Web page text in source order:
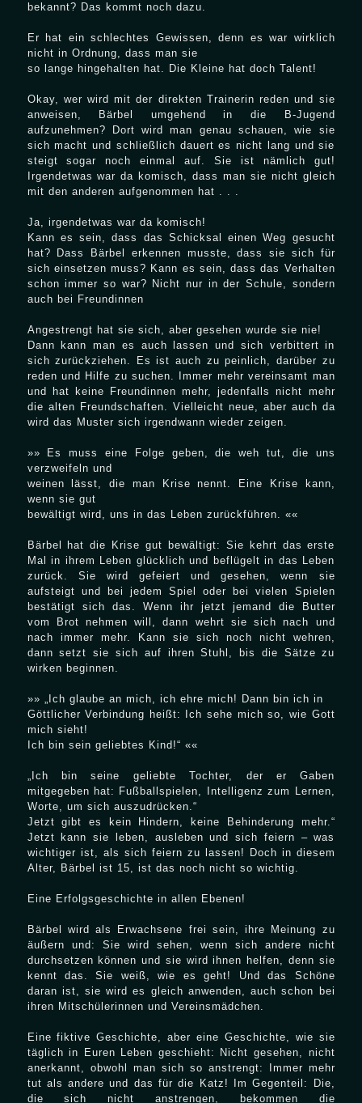
bekannt? Das kommt noch dazu.
Er hat ein schlechtes Gewissen, denn es war wirklich
nicht in Ordnung, dass man sie
so lange hingehalten hat. Die Kleine hat doch Talent!
Okay, wer wird mit der direkten Trainerin reden und sie
anweisen, Bärbel umgehend in die B-Jugend
aufzunehmen? Dort wird man genau schauen, wie sie
sich macht und schließlich dauert es nicht lang und sie
steigt sogar noch einmal auf. Sie ist nämlich gut!
Irgendetwas war da komisch, dass man sie nicht gleich
mit den anderen aufgenommen hat . . .
Ja, irgendetwas war da komisch!
Kann es sein, dass das Schicksal einen Weg gesucht
hat? Dass Bärbel erkennen musste, dass sie sich für
sich einsetzen muss? Kann es sein, dass das Verhalten
schon immer so war? Nicht nur in der Schule, sondern
auch bei Freundinnen
Angestrengt hat sie sich, aber gesehen wurde sie nie!
Dann kann man es auch lassen und sich verbittert in
sich zurückziehen. Es ist auch zu peinlich, darüber zu
reden und Hilfe zu suchen. Immer mehr vereinsamt man
und hat keine Freundinnen mehr, jedenfalls nicht mehr
die alten Freundschaften. Vielleicht neue, aber auch da
wird das Muster sich irgendwann wieder zeigen.
»» Es muss eine Folge geben, die weh tut, die uns
verzweifeln und
weinen lässt, die man Krise nennt. Eine Krise kann,
wenn sie gut
bewältigt wird, uns in das Leben zurückführen. ««
Bärbel hat die Krise gut bewältigt: Sie kehrt das erste
Mal in ihrem Leben glücklich und beflügelt in das Leben
zurück. Sie wird gefeiert und gesehen, wenn sie
aufsteigt und bei jedem Spiel oder bei vielen Spielen
bestätigt sich das. Wenn ihr jetzt jemand die Butter
vom Brot nehmen will, dann wehrt sie sich nach und
nach immer mehr. Kann sie sich noch nicht wehren,
dann setzt sie sich auf ihren Stuhl, bis die Sätze zu
wirken beginnen.
»» „Ich glaube an mich, ich ehre mich! Dann bin ich in
Göttlicher Verbindung heißt: Ich sehe mich so, wie Gott
mich sieht!
Ich bin sein geliebtes Kind!“ ««
„Ich bin seine geliebte Tochter, der er Gaben
mitgegeben hat: Fußballspielen, Intelligenz zum Lernen,
Worte, um sich auszudrücken.“
Jetzt gibt es kein Hindern, keine Behinderung mehr.“
Jetzt kann sie leben, ausleben und sich feiern – was
wichtiger ist, als sich feiern zu lassen! Doch in diesem
Alter, Bärbel ist 15, ist das noch nicht so wichtig.
Eine Erfolgsgeschichte in allen Ebenen!
Bärbel wird als Erwachsene frei sein, ihre Meinung zu
äußern und: Sie wird sehen, wenn sich andere nicht
durchsetzen können und sie wird ihnen helfen, denn sie
kennt das. Sie weiß, wie es geht! Und das Schöne
daran ist, sie wird es gleich anwenden, auch schon bei
ihren Mitschülerinnen und Vereinsmädchen.
Eine fiktive Geschichte, aber eine Geschichte, wie sie
täglich in Euren Leben geschieht: Nicht gesehen, nicht
anerkannt, obwohl man sich so anstrengt: Immer mehr
tut als andere und das für die Katz! Im Gegenteil: Die,
die sich nicht anstrengen, bekommen die